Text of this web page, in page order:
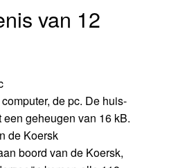
van 12
de pc. De huis-
geheugen van 16 kB.
de Koersk
boord van de Koersk,